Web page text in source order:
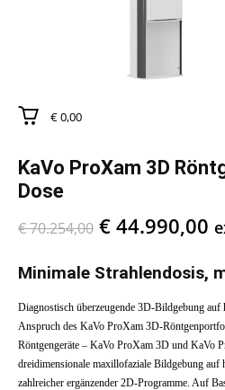
€ 0,00
KaVo ProXam 3D
Dose
€70.254,00
war:
€ 70.254,00
€ 44.990,00
Minimale Strahlendosis,
Diagnostisch überzeugende 3D-Bildgebung auf
Anspruch des KaVo ProXam 3D-
Röntgengeräte – KaVo ProXam 3D und KaVo
dreidimensionale maxillofaziale Bildgebung auf
zahlreicher ergänzender 2D-Programme. Auf